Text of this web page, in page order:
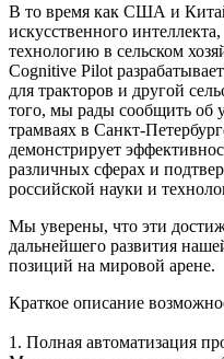
В то время как США и
искусственного
технологию в сельском
Cognitive Pilot
для тракторов и другой
того, мы рады сообщить
трамваях в Санкт-
демонстрирует
различных сферах и
российской науки и
Мы уверены, что эти
дальнейшего развития
позиций на мировой арене.
Краткое описание
1. Полная автоматизация